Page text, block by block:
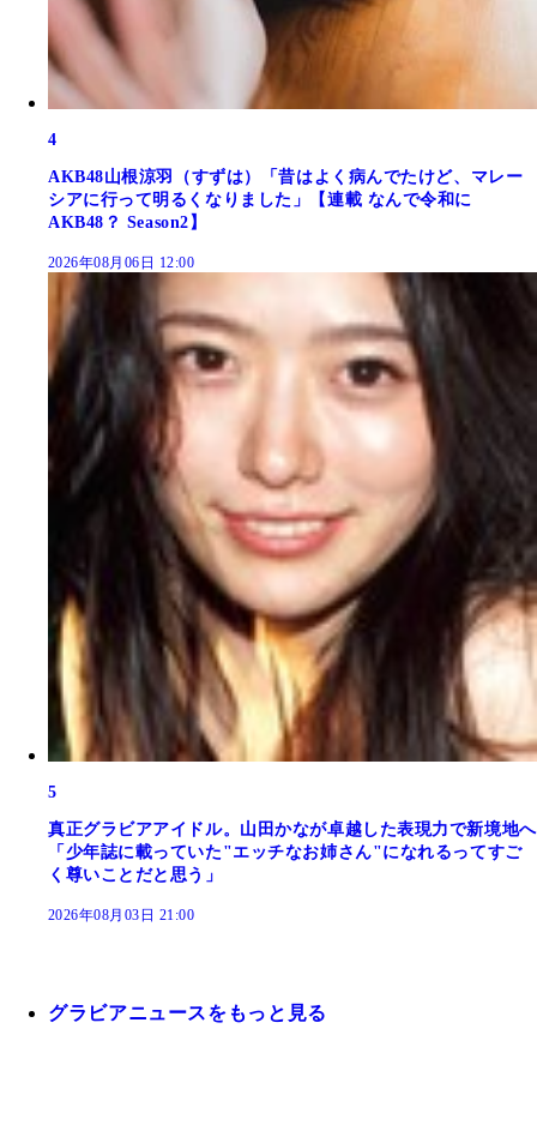
4
AKB48山根涼羽（すずは）「昔はよく病んでたけど、マレー
シアに行って明るくなりました」【連載 なんで令和に
AKB48？ Season2】
2026年08月06日 12:00
5
真正グラビアアイドル。山田かなが卓越した表現力で新境地へ
「少年誌に載っていた"エッチなお姉さん"になれるってすご
く尊いことだと思う」
2026年08月03日 21:00
グラビアニュースをもっと見る